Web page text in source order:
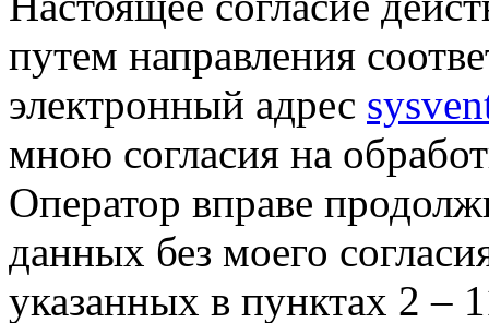
путем направления
электронный адрес
мною согласия на
Оператор вправе
данных без моего
указанных в пунктах 2 –